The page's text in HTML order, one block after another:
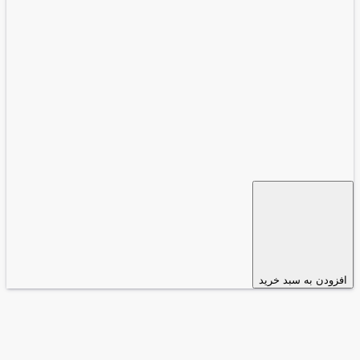
افزودن به سبد خرید